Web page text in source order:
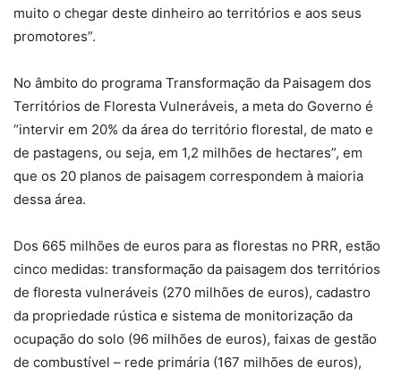
muito o chegar deste dinheiro ao territórios e aos seus
promotores”.
No âmbito do programa Transformação da Paisagem dos
Territórios de Floresta Vulneráveis, a meta do Governo é
“intervir em 20% da área do território florestal, de mato e
de pastagens, ou seja, em 1,2 milhões de hectares”, em
que os 20 planos de paisagem correspondem à maioria
dessa área.
Dos 665 milhões de euros para as florestas no PRR, estão
cinco medidas: transformação da paisagem dos territórios
de floresta vulneráveis (270 milhões de euros), cadastro
da propriedade rústica e sistema de monitorização da
ocupação do solo (96 milhões de euros), faixas de gestão
de combustível – rede primária (167 milhões de euros),